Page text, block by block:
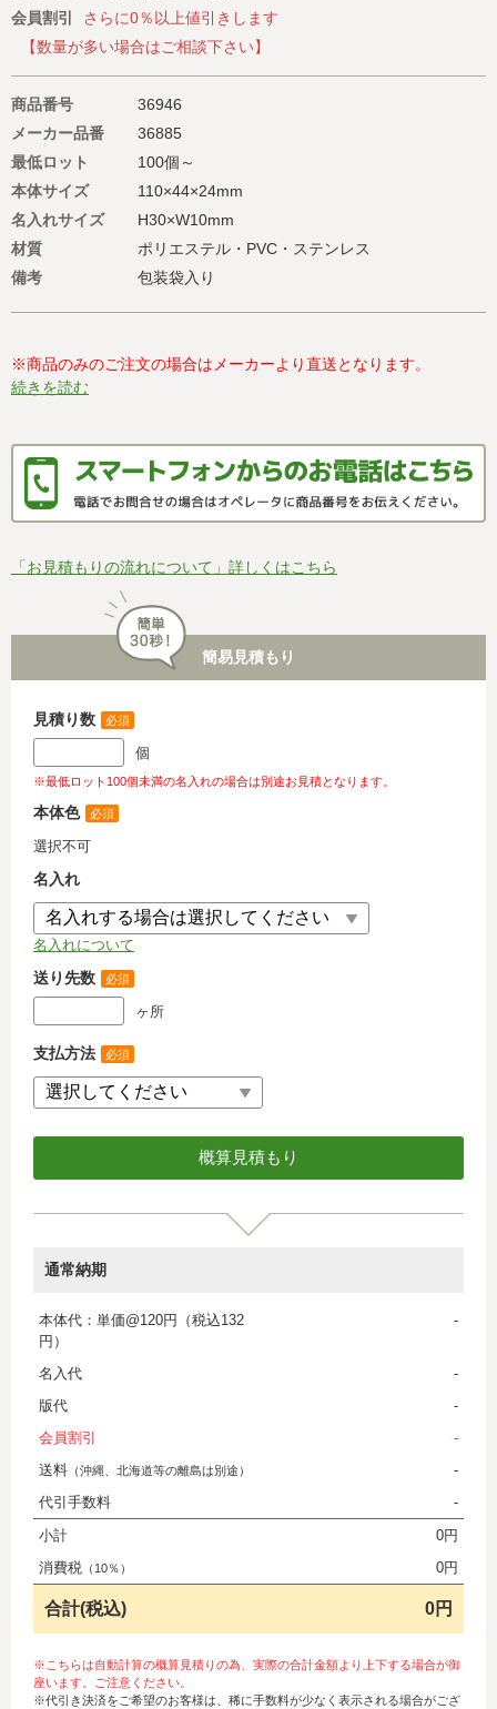
会員割引
さらに0％以上値引きします
【数量が多い場合はご相談下さい】
商品番号
36946
メーカー品番
36885
最低ロット
100個～
本体サイズ
110×44×24mm
名入れサイズ
H30×W10mm
材質
ポリエステル・PVC・ステンレス
備考
包装袋入り
※商品のみのご注文の場合はメーカーより直送となります。
続きを読む
「お見積もりの流れについて」詳しくはこちら
簡易見積もり
見積り数 必須
個
※最低ロット100個未満の名入れの場合は別途お見積となります。
本体色 必須
選択不可
名入れ
名入れについて
送り先数 必須
ヶ所
支払方法 必須
通常納期
本体代：単価@120円（税込132
円）
-
名入代
-
版代
-
会員割引
-
送料 （沖縄、北海道等の離島は別途）
-
代引手数料
-
小計
0円
消費税 （10％） 0円
合計(税込) 0円
※こちらは自動計算の概算見積りの為、実際の合計金額より上下する場合が御
座います。ご注意ください。
※代引き決済をご希望のお客様は、稀に手数料が少なく表示される場合がござ